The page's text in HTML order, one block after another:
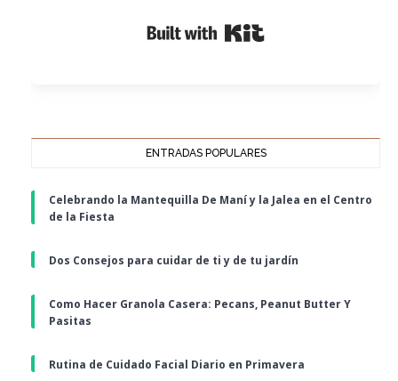
ENTRADAS POPULARES
Celebrando la Mantequilla De Maní y la Jalea en el Centro
de la Fiesta
Dos Consejos para cuidar de ti y de tu jardín
Como Hacer Granola Casera: Pecans, Peanut Butter Y
Pasitas
Rutina de Cuidado Facial Diario en Primavera